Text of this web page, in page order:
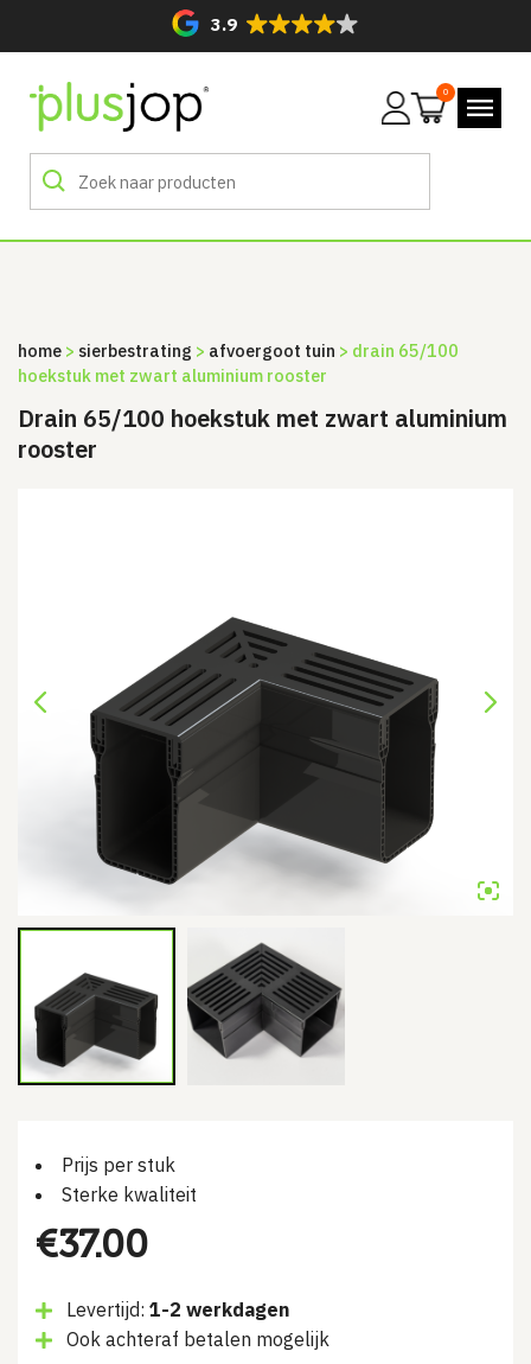
3.9
Mijn
0
home > sierbestrating > afvoergoot tuin > drain 65/100
hoekstuk met zwart aluminium rooster
Drain 65/100 hoekstuk met zwart aluminium
rooster
Prijs per stuk
Sterke kwaliteit
€37.00
Levertijd: 1-2 werkdagen
Ook achteraf betalen mogelijk